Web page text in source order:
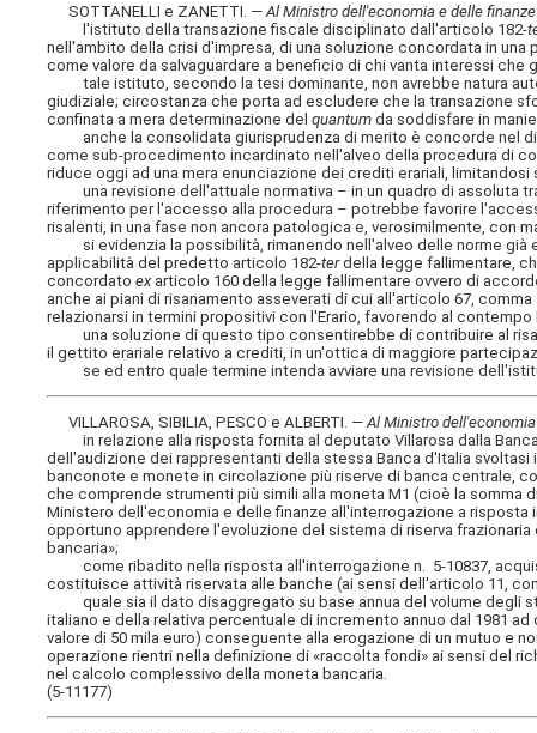
SOTTANELLI e ZANETTI. —Al Ministro dell'economia e delle finanze
l'istituto della transazione fiscale disciplinato dall'articolo 182-
nell'ambito della crisi d'impresa, di una soluzione concordata in
come valore da salvaguardare a beneficio di chi vanta interessi
tale istituto, secondo la tesi dominante, non avrebbe natura
giudiziale; circostanza che porta ad escludere che la transazione
confinata a mera determinazione delquantum da soddisfare in
anche la consolidata giurisprudenza di merito è concorde nel
come sub-procedimento incardinato nell'alveo della procedura di
riduce oggi ad una mera enunciazione dei crediti erariali,
una revisione dell'attuale normativa – in un quadro di assoluta
riferimento per l'accesso alla procedura – potrebbe favorire
risalenti, in una fase non ancora patologica e, verosimilmente, con
si evidenzia la possibilità, rimanendo nell'alveo delle norme già
applicabilità del predetto articolo 182-terdella legge fallimentare,
concordatoexarticolo 160 della legge fallimentare ovvero di
anche ai piani di risanamento asseverati di cui all'articolo 67,
relazionarsi in termini propositivi con l'Erario, favorendo al
una soluzione di questo tipo consentirebbe di contribuire al
il gettito erariale relativo a crediti, in un'ottica di maggiore
se ed entro quale termine intenda avviare una revisione
VILLAROSA, SIBILIA, PESCO e ALBERTI. —Al Ministro
in relazione alla risposta fornita al deputato Villarosa dalla
dell'audizione dei rappresentanti della stessa Banca d'Italia svoltasi
banconote e monete in circolazione più riserve di banca centrale,
che comprende strumenti più simili alla moneta M1 (cioè la
Ministero dell'economia e delle finanze all'interrogazione a risposta
opportuno apprendere l'evoluzione del sistema di riserva
bancaria»;
come ribadito nella risposta all'interrogazione n. 5-10837,
costituisce attività riservata alle banche (ai sensi dell'articolo 11,
quale sia il dato disaggregato su base annua del volume degli
italiano e della relativa percentuale di incremento annuo dal 1981
valore di 50 mila euro) conseguente alla erogazione di un mutuo e
operazione rientri nella definizione di «raccolta fondi» ai sensi del
nel calcolo complessivo della moneta bancaria.
(5-11177)